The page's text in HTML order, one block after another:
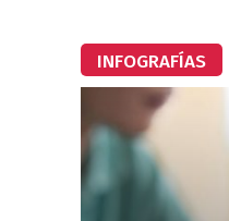
INFOGRAFÍAS